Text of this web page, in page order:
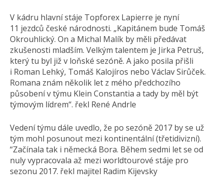
V kádru hlavní stáje Topforex Lapierre je nyní
11 jezdců české národnosti. „Kapitánem bude Tomáš
Okrouhlický. On a Michal Malík by měli předávat
zkušenosti mladším. Velkým talentem je Jirka Petruš,
který tu byl již v loňské sezóně. A jako posila přišli
i Roman Lehký, Tomáš Kalojíros nebo Václav Sirůček.
Romana znám několik let z mého předchozího
působení v týmu Klein Constantia a tady by měl být
týmovým lídrem“. řekl René Andrle
Vedení týmu dále uvedlo, že po sezóně 2017 by se už
tým mohl posunout mezi kontinentální (třetidivizní).
“Začínala tak i německá Bora. Během sedmi let se od
nuly vypracovala až mezi worldtourové stáje pro
sezonu 2017. řekl majitel Radim Kijevsky